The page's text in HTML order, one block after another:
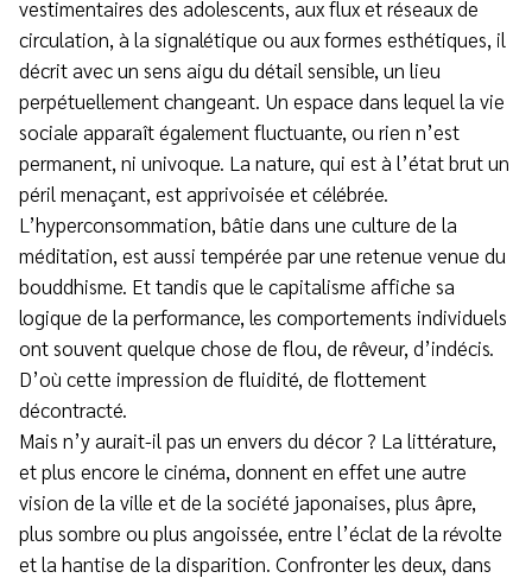
vestimentaires des adolescents, aux flux et réseaux de
circulation, à la signalétique ou aux formes esthétiques, il
décrit avec un sens aigu du détail sensible, un lieu
perpétuellement changeant. Un espace dans lequel la vie
sociale apparaît également fluctuante, ou rien n’est
permanent, ni univoque. La nature, qui est à l’état brut un
péril menaçant, est apprivoisée et célébrée.
L’hyperconsommation, bâtie dans une culture de la
méditation, est aussi tempérée par une retenue venue du
bouddhisme. Et tandis que le capitalisme affiche sa
logique de la performance, les comportements individuels
ont souvent quelque chose de flou, de rêveur, d’indécis.
D’où cette impression de fluidité, de flottement
décontracté.
Mais n’y aurait-il pas un envers du décor ? La littérature,
et plus encore le cinéma, donnent en effet une autre
vision de la ville et de la société japonaises, plus âpre,
plus sombre ou plus angoissée, entre l’éclat de la révolte
et la hantise de la disparition. Confronter les deux, dans